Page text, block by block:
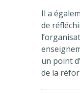
Il a
de
un point
de la